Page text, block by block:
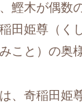
鰹木が偶数
田姫尊（く
こと）の奥
、奇稲田姫